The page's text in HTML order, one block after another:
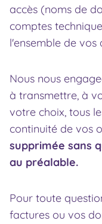
accès (noms de
comptes
l'ensemble de vos
Nous nous
à transmettre, à
votre choix, tous
continuité de vos
supprimée sans
au préalable.
Pour toute
factures ou vos